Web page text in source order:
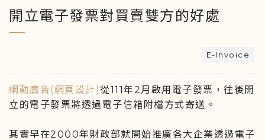
開立電子發票對買賣雙方的好處
E-Invoice
網動廣告(網頁設計)從111年2月啟用電子發票，往後開
立的電子發票將透過電子信箱附檔方式寄送。
其實早在2000年財政部就開始推廣各大企業透過電子